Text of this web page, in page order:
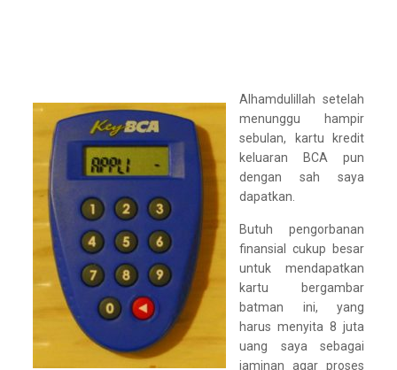
Alhamdulillah setelah
menunggu hampir
sebulan, kartu kredit
keluaran BCA pun
dengan sah saya
dapatkan.
Butuh pengorbanan
finansial cukup besar
untuk mendapatkan
kartu bergambar
batman ini, yang
harus menyita 8 juta
uang saya sebagai
jaminan agar proses